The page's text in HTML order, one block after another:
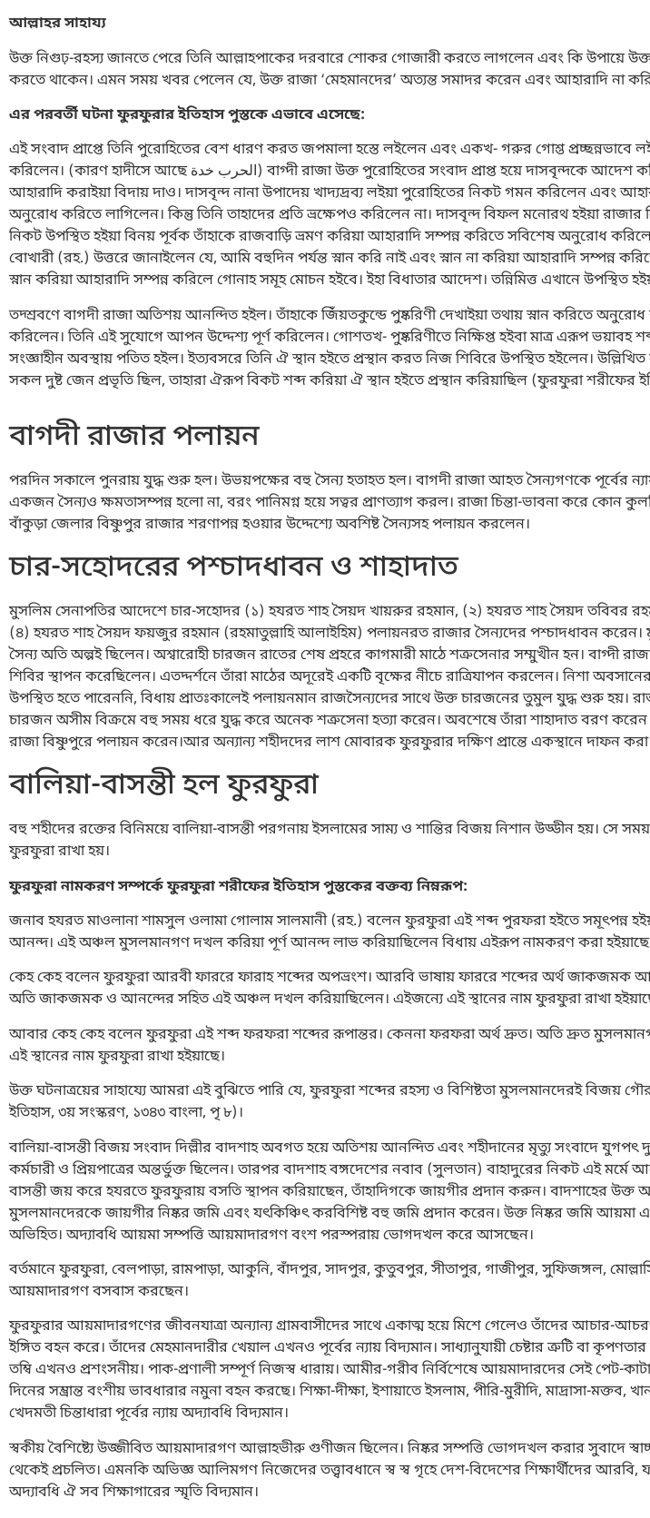
আল্লাহর সাহায্য
উক্ত নিগুঢ়-রহস্য জানতে পেরে তিনি আল্লাহপাকের দরবারে শোকর গোজারী করতে লাগলেন এবং কি উপায়ে উক্ত
করতে থাকেন। এমন সময় খবর পেলেন যে, উক্ত রাজা ‘মেহমানদের’ অত্যন্ত সমাদর করেন এবং আহারাদি না
এর পরবর্তী ঘটনা ফুরফুরার ইতিহাস পুস্তকে এভাবে এসেছে:
এই সংবাদ প্রাপ্তে তিনি পুরোহিতের বেশ ধারণ করত জপমালা হস্তে লইলেন এবং একখ- গরুর গোশ্ত
করিলেন। (কারণ হাদীসে আছে الحرب خدة) বাগ্দী রাজা উক্ত পুরোহিতের সংবাদ প্রাপ্ত হয়ে দাসবৃন্দকে আদেশ করিল যে, তাঁহাকে নিমন্ত্রণ করত উত্তমরূপে
আহারাদি করাইয়া বিদায় দাও। দাসবৃন্দ নানা উপাদেয় খাদ্যদ্রব্য লইয়া পুরোহিতের নিকট গমন করিলেন এবং
অনুরোধ করিতে লাগিলেন। কিন্তু তিনি তাহাদের প্রতি ভ্রক্ষেপও করিলেন না। দাসবৃন্দ বিফল মনোরথ হইয়া রাজার
নিকট উপস্থিত হইয়া বিনয় পূর্বক তাঁহাকে রাজবাড়ি ভ্রমণ করিয়া আহারাদি সম্পন্ন করিতে সবিশেষ অনুরোধ
বোখারী (রহ.) উত্তরে জানাইলেন যে, আমি বহুদিন পর্যন্ত স্নান করি নাই এবং স্নান না করিয়া আহারাদি সম্পন্ন
স্নান করিয়া আহারাদি সম্পন্ন করিলে গোনাহ সমূহ মোচন হইবে। ইহা বিধাতার আদেশ। তন্নিমিত্ত এখানে উপস্থিত
তদ্শ্রবণে বাগদী রাজা অতিশয় আনন্দিত হইল। তাঁহাকে জিঁয়তকুন্ডে পুষ্করিণী দেখাইয়া তথায় স্নান করিতে
করিলেন। তিনি এই সুযোগে আপন উদ্দেশ্য পূর্ণ করিলেন। গোশতখ- পুষ্করিণীতে নিক্ষিপ্ত হইবা মাত্র এরূপ ভয়াবহ
সংজ্ঞাহীন অবস্থায় পতিত হইল। ইত্যবসরে তিনি ঐ স্থান হইতে প্রস্থান করত নিজ শিবিরে উপস্থিত হইলেন।
সকল দুষ্ট জেন প্রভৃতি ছিল, তাহারা ঐরূপ বিকট শব্দ করিয়া ঐ স্থান হইতে প্রস্থান করিয়াছিল (ফুরফুরা শরীফের
বাগদী রাজার পলায়ন
পরদিন সকালে পুনরায় যুদ্ধ শুরু হল। উভয়পক্ষের বহু সৈন্য হতাহত হল। বাগদী রাজা আহত সৈন্যগণকে পূর্বের
একজন সৈন্যও ক্ষমতাসম্পন্ন হলো না, বরং পানিমগ্ন হয়ে সত্বর প্রাণত্যাগ করল। রাজা চিন্তা-ভাবনা করে কোন
বাঁকুড়া জেলার বিষ্ণুপুর রাজার শরণাপন্ন হওয়ার উদ্দেশ্যে অবশিষ্ট সৈন্যসহ পলায়ন করলেন।
চার-সহোদরের পশ্চাদধাবন ও শাহাদাত
মুসলিম সেনাপতির আদেশে চার-সহোদর (১) হযরত শাহ সৈয়দ খায়রুর রহমান, (২) হযরত শাহ সৈয়দ তবিবর
(৪) হযরত শাহ সৈয়দ ফয়জুর রহমান (রহমাতুল্লাহি আলাইহিম) পলায়নরত রাজার সৈন্যদের পশ্চাদধাবন করেন।
সৈন্য অতি অল্পই ছিলেন। অশ্বারোহী চারজন রাতের শেষ প্রহরে কাগমারী মাঠে শত্রুসেনার সম্মুখীন হন। বাগ্দী
শিবির স্থাপন করেছিলেন। এতদ্দর্শনে তাঁরা মাঠের অদূরেই একটি বৃক্ষের নীচে রাত্রিযাপন করলেন। নিশা
উপস্থিত হতে পারেননি, বিধায় প্রাতঃকালেই পলায়নমান রাজসৈন্যদের সাথে উক্ত চারজনের তুমুল যুদ্ধ শুরু হয়।
চারজন অসীম বিক্রমে বহু সময় ধরে যুদ্ধ করে অনেক শত্রুসেনা হত্যা করেন। অবশেষে তাঁরা শাহাদাত বরণ করেন।
রাজা বিষ্ণুপুরে পলায়ন করেন।আর অন্যান্য শহীদদের লাশ মোবারক ফুরফুরার দক্ষিণ প্রান্তে একস্থানে দাফন করা
বালিয়া-বাসন্তী হল ফুরফুরা
বহু শহীদের রক্তের বিনিময়ে বালিয়া-বাসন্তী পরগনায় ইসলামের সাম্য ও শান্তির বিজয় নিশান উড্ডীন হয়। সে
ফুরফুরা রাখা হয়।
ফুরফুরা নামকরণ সম্পর্কে ফুরফুরা শরীফের ইতিহাস পুস্তকের বক্তব্য নিম্নরূপ:
জনাব হযরত মাওলানা শামসুল ওলামা গোলাম সালমানী (রহ.) বলেন ফুরফুরা এই শব্দ পুরফরা হইতে সমূৎপন্ন
আনন্দ। এই অঞ্চল মুসলমানগণ দখল করিয়া পূর্ণ আনন্দ লাভ করিয়াছিলেন বিধায় এইরূপ নামকরণ করা
কেহ কেহ বলেন ফুরফুরা আরবী ফাররে ফারাহ শব্দের অপভ্রংশ। আরবি ভাষায় ফাররে শব্দের অর্থ জাকজমক
অতি জাকজমক ও আনন্দের সহিত এই অঞ্চল দখল করিয়াছিলেন। এইজন্যে এই স্থানের নাম ফুরফুরা রাখা
আবার কেহ কেহ বলেন ফুরফুরা এই শব্দ ফরফরা শব্দের রূপান্তর। কেননা ফরফরা অর্থ দ্রুত। অতি দ্রুত
এই স্থানের নাম ফুরফুরা রাখা হইয়াছে।
উক্ত ঘটনাত্রয়ের সাহায্যে আমরা এই বুঝিতে পারি যে, ফুরফুরা শব্দের রহস্য ও বিশিষ্টতা মুসলমানদেরই বিজয়
ইতিহাস, ৩য় সংস্করণ, ১৩৪৩ বাংলা, পৃ ৮)।
বালিয়া-বাসন্তী বিজয় সংবাদ দিল্লীর বাদশাহ অবগত হয়ে অতিশয় আনন্দিত এবং শহীদানের মৃত্যু সংবাদে যুগপৎ
কর্মচারী ও প্রিয়পাত্রের অন্তর্ভুক্ত ছিলেন। তারপর বাদশাহ বঙ্গদেশের নবাব (সুলতান) বাহাদুরের নিকট এই
বাসন্তী জয় করে হযরতে ফুরফুরায় বসতি স্থাপন করিয়াছেন, তাঁহাদিগকে জায়গীর প্রদান করুন। বাদশাহের
মুসলমানদেরকে জায়গীর নিষ্কর জমি এবং যৎকিঞ্চিৎ করবিশিষ্ট বহু জমি প্রদান করেন। উক্ত নিষ্কর জমি আয়মা
অভিহিত। অদ্যাবধি আয়মা সম্পত্তি আয়মাদারগণ বংশ পরস্পরায় ভোগদখল করে আসছেন।
বর্তমানে ফুরফুরা, বেলপাড়া, রামপাড়া, আকুনি, বাঁদপুর, সাদপুর, কুতুবপুর, সীতাপুর, গাজীপুর, সুফিজঙ্গল,
আয়মাদারগণ বসবাস করছেন।
ফুরফুরার আয়মাদারগণের জীবনযাত্রা অন্যান্য গ্রামবাসীদের সাথে একাত্ম হয়ে মিশে গেলেও তাঁদের আচার-
ইঙ্গিত বহন করে। তাঁদের মেহমানদারীর খেয়াল এখনও পূর্বের ন্যায় বিদ্যমান। সাধ্যানুযায়ী চেষ্টার ত্রুটি বা
তম্বি এখনও প্রশংসনীয়। পাক-প্রণালী সম্পূর্ণ নিজস্ব ধারায়। আমীর-গরীব নির্বিশেষে আয়মাদারদের সেই
দিনের সম্ভ্রান্ত বংশীয় ভাবধারার নমুনা বহন করছে। শিক্ষা-দীক্ষা, ইশায়াতে ইসলাম, পীরি-মুরীদি, মাদ্রাসা-মক্তব,
খেদমতী চিন্তাধারা পূর্বের ন্যায় অদ্যাবধি বিদ্যমান।
স্বকীয় বৈশিষ্ট্যে উজ্জীবিত আয়মাদারগণ আল্লাহভীরু গুণীজন ছিলেন। নিষ্কর সম্পত্তি ভোগদখল করার সুবাদে
থেকেই প্রচলিত। এমনকি অভিজ্ঞ আলিমগণ নিজেদের তত্ত্বাবধানে স্ব স্ব গৃহে দেশ-বিদেশের শিক্ষার্থীদের আরবি,
অদ্যাবধি ঐ সব শিক্ষাগারের স্মৃতি বিদ্যমান।